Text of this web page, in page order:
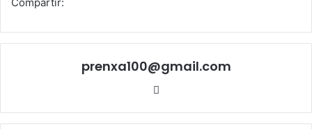
prenxa100@gmail.com